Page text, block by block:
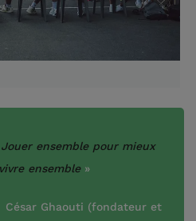
Jouer ensemble pour mieux
vivre ensemble»
César Ghaouti (fondateur et